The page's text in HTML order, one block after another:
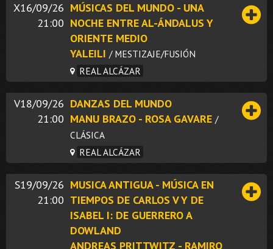
X16/09/26
21:00
MÚSICAS DEL MUNDO - UNA
NOCHE ENTRE AL-ÁNDALUS Y
ORIENTE MEDIO
YALEILI / MESTIZAJE/FUSIÓN
REAL ALCÁZAR
V18/09/26
21:00
DANZAS DEL MUNDO
MANU BRAZO - ROSA GAVARE /
CLÁSICA
REAL ALCÁZAR
S19/09/26
21:00
MUSICA ANTIGUA - MÚSICA EN
TIEMPOS DE CARLOS V Y DE
ISABEL I: DE GUERRERO A
DOWLAND
ANDREAS PRITTWITZ - RAMIRO